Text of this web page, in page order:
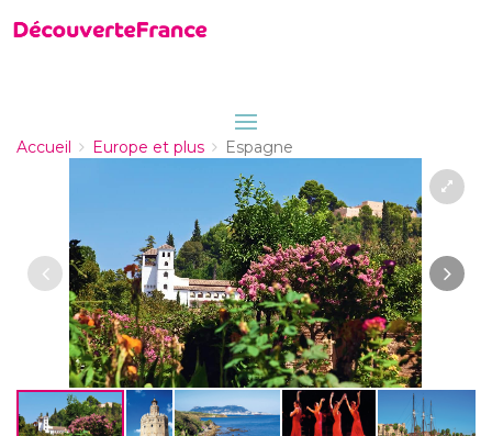
Accueil Europe et plus Espagne